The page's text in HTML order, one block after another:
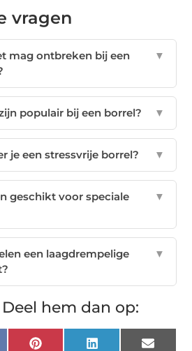
vragen
mag ontbreken bij een
▼
populair bij een borrel? ▼
je een stressvrije borrel? ▼
geschikt voor speciale
▼
een laagdrempelige
▼
hem dan op:
Pinterest LinkedIn Email